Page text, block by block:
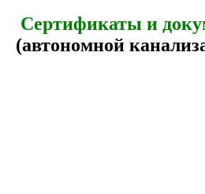
Сертификаты и
(автономной